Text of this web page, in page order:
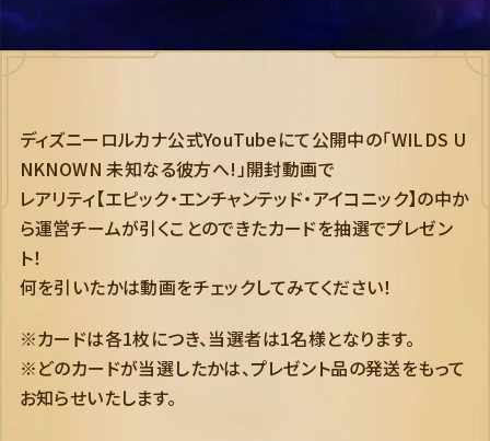
ディズニーロルカナ公式YouTubeにて公開中の「WILDS U
NKNOWN 未知なる彼方へ!」​開封動画で
レアリティ【エピック・エンチャンテッド・アイコニック】の中か
ら運営チームが引くことのできたカードを抽選でプレゼン
ト！
何を引いたかは動画をチェックしてみてください！
※カードは各1枚につき、当選者は1名様となります。
※どのカードが当選したかは、プレゼント品の発送をもって
お知らせいたします。